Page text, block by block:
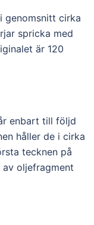
genomsnitt cirka
spricka med
är 120
enbart till följd
håller de i cirka
tecknen på
oljefragment